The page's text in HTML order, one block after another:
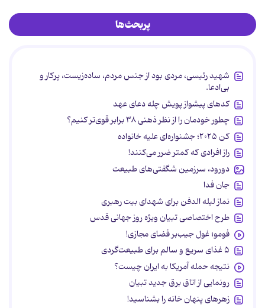
پربحث‌ها
شهید رئیسی، مردی بود از جنس مردم، ساده‌زیست، پرکار و
بی‌ادعا.
کدهای پیشواز پویش چله دعای عهد
چطور خودمان را از نظر ذهنی ۳۸ برابر قوی‌تر کنیم؟
کن ۲۰۲۵؛ جشنواره‌ای علیه خانواده
راز افرادی که کمتر ضرر می‌کنند!
دورود، سرزمین شگفتی‌های طبیعت
جان فدا
نماز لیله الدفن برای شهدای بیت رهبری
طرح اختصاصی تبیان ویژه روز جهانی قدس
فومو؛ غول جیب‌بر فضای مجازی!
۵ غذای سریع و سالم برای طبیعت‌گردی
نتیجه حمله آمریکا به ایران چیست؟
رونمایی از اتاق برق جدید تبیان
زهرهای پنهان خانه را بشناسید!